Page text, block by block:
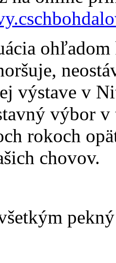
výstave v
výbor v
rokoch
chovov.